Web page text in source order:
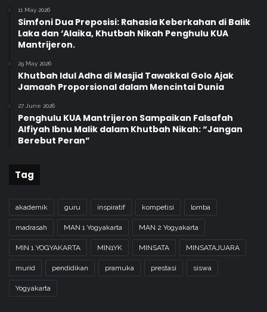
11 May 2026
Simfoni Dua Preposisi: Rahasia Keberkahan di Balik
Laka dan ‘Alaika, Khutbah Nikah Penghulu KUA
Mantrijeron.
29 May 2026
Khutbah Idul Adha di Masjid Tawakkal Golo Ajak
Jamaah Proporsional dalam Mencintai Dunia
27 June 2026
Penghulu KUA Mantrijeron Sampaikan Falsafah
Alfiyah Ibnu Malik dalam Khutbah Nikah: “Jangan
Berebut Peran”
Tag
akademik guru inspiratif kompetisi lomba
madrasah MAN 1 Yogyakarta MAN 2 Yogyakarta
MIN 1 YOGYAKARTA MIN1YK MINSATA MINSATAJUARA
murid pendidikan pramuka prestasi siswa
Yogyakarta